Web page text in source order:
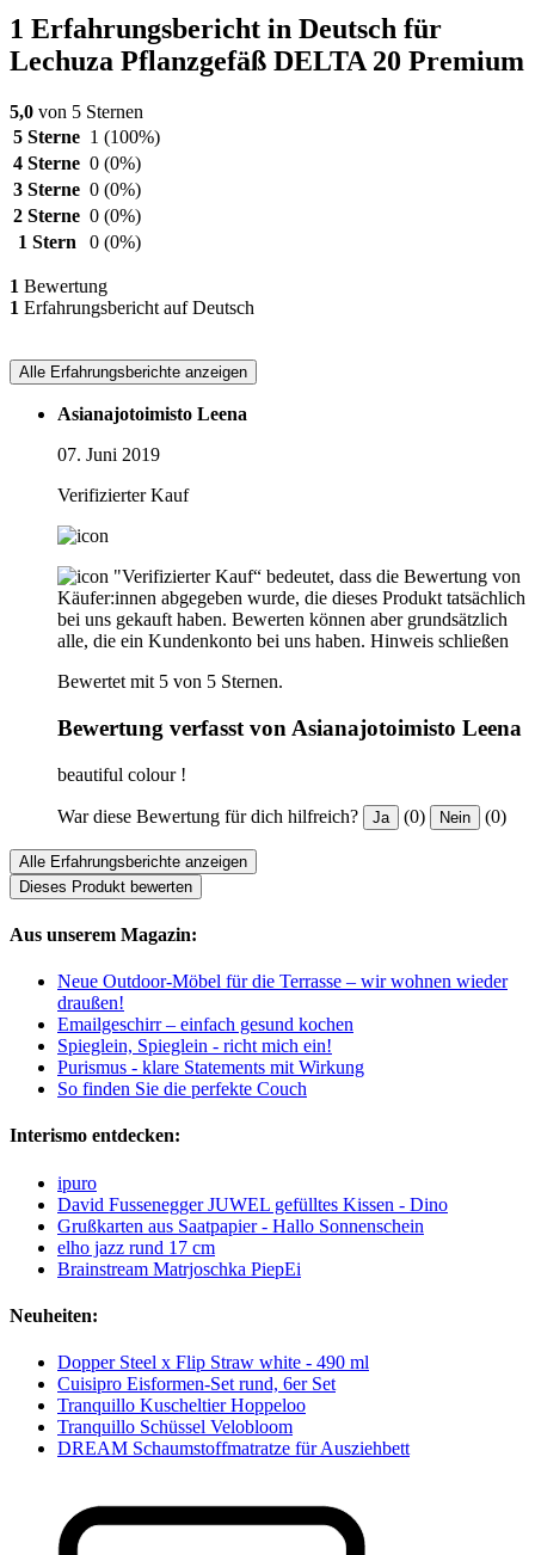
1 Erfahrungsbericht in Deutsch für
Lechuza Pflanzgefäß DELTA 20 Premium
5,0 von 5 Sternen
5 Sterne 1 (100%)
4 Sterne 0 (0%)
3 Sterne 0 (0%)
2 Sterne 0 (0%)
1 Stern
0 (0%)
1 Bewertung
1 Erfahrungsbericht auf Deutsch
Alle Erfahrungsberichte anzeigen
Asianajotoimisto Leena
07. Juni 2019
Verifizierter Kauf
"Verifizierter Kauf“ bedeutet, dass die Bewertung von
Käufer:innen abgegeben wurde, die dieses Produkt tatsächlich
bei uns gekauft haben. Bewerten können aber grundsätzlich
alle, die ein Kundenkonto bei uns haben. Hinweis schließen
Bewertet mit 5 von 5 Sternen.
Bewertung verfasst von Asianajotoimisto Leena
beautiful colour !
War diese Bewertung für dich hilfreich? Ja (0) Nein (0)
Alle Erfahrungsberichte anzeigen
Dieses Produkt bewerten
Aus unserem Magazin:
Neue Outdoor-Möbel für die Terrasse – wir wohnen wieder
draußen!
Emailgeschirr – einfach gesund kochen
Spieglein, Spieglein - richt mich ein!
Purismus - klare Statements mit Wirkung
So finden Sie die perfekte Couch
Interismo entdecken:
ipuro
David Fussenegger JUWEL gefülltes Kissen - Dino
Grußkarten aus Saatpapier - Hallo Sonnenschein
elho jazz rund 17 cm
Brainstream Matrjoschka PiepEi
Neuheiten:
Dopper Steel x Flip Straw white - 490 ml
Cuisipro Eisformen-Set rund, 6er Set
Tranquillo Kuscheltier Hoppeloo
Tranquillo Schüssel Velobloom
DREAM Schaumstoffmatratze für Ausziehbett